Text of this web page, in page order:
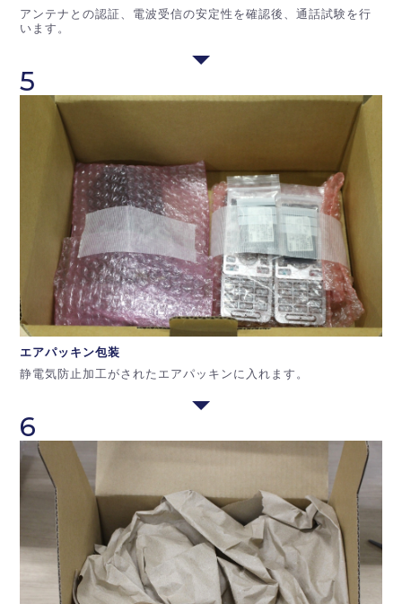
アンテナとの認証、電波受信の安定性を確認後、通話試験を行
います。
5
エアパッキン包装
静電気防止加工がされたエアパッキンに入れます。
6